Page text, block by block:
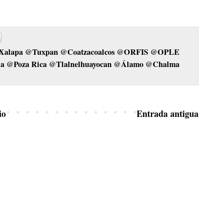
@Tuxpan @Coatzacoalcos @ORFIS @OPLE
Rica @Tlalnelhuayocan @Álamo @Chalma
Entrada antigua